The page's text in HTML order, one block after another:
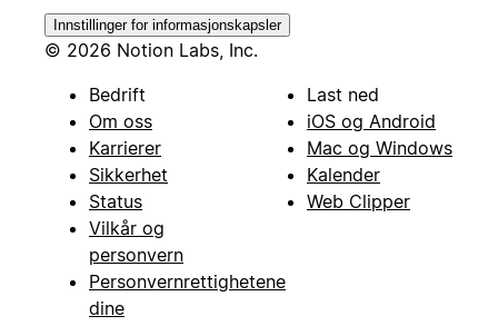
Innstillinger for informasjonskapsler
© 2026 Notion Labs, Inc.
Bedrift
Om oss
Karrierer
Sikkerhet
Status
Vilkår og
personvern
Personvernrettighetene
dine
Last ned
iOS og Android
Mac og Windows
Kalender
Web Clipper